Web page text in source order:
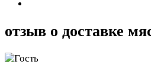
отзыв о доставке